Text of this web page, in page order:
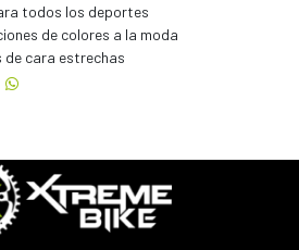
todos los deportes
de colores a la moda
de cara estrechas